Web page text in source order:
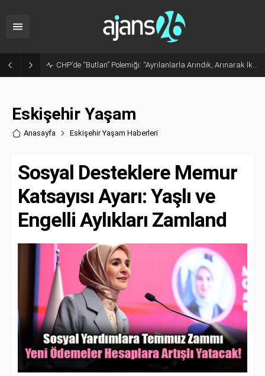
CHP’de “Butlan” Polemiği: “Ayrılanlarla Arındık, Arınarak İktidar Olacağız”
Eskişehir Yaşam
Anasayfa Eskişehir Yaşam Haberleri
Sosyal Desteklere Memur
Katsayısı Ayarı: Yaşlı ve
Engelli Aylıkları Zamland